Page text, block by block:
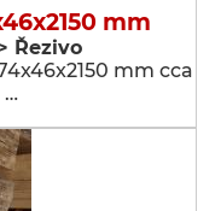
mm
Řezivo
mm cca
…